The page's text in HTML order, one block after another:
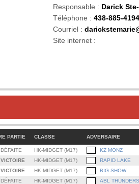
Responsable : Darick
Téléphone : 438-885-4194
Courriel :
Site internet :
PARTIE CLASSE ADVERSAIRE
DÉFAITE HK-MIDGET (M17)
KZ MONZ
VICTOIRE HK-MIDGET (M17)
RAPID LAKE
VICTOIRE HK-MIDGET (M17)
BIG SHOW
DÉFAITE HK-MIDGET (M17) ABL THUNDERS